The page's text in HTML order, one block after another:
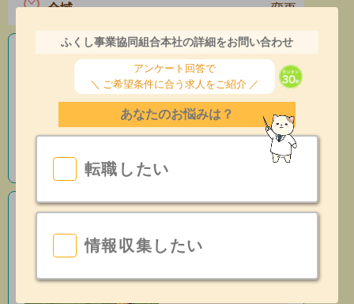
全域 変更
老人ホームの栄養士求人
産休育休制度有
昇給あり
指導環境充実
保育園の管理栄養士・栄養士求人
住宅手当・寮あり
ふくし事業協同組合本社の詳細をお問い合わせ
アンケート回答で
＼ ご希望条件に合う求人をご紹介 ／
あなたのお悩みは？
転職したい
情報収集したい